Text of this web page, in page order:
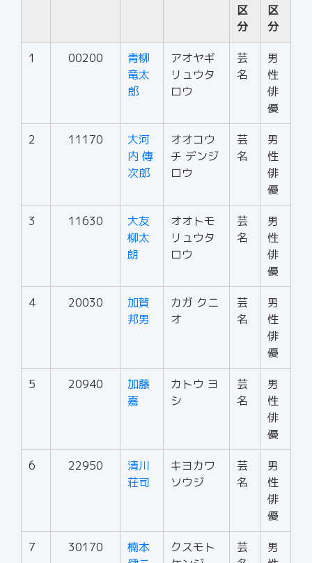
区
分
区
分
1 00200
青柳
竜太
郎
アオヤギ
リュウタ
ロウ
芸
名
男
性
俳
優
2 11170
大河
内 傳
次郎
オオコウ
チ デンジ
ロウ
芸
名
男
性
俳
優
3 11630
大友
柳太
朗
オオトモ
リュウタ
ロウ
芸
名
男
性
俳
優
4 20030
加賀
邦男
カガ クニ
オ
芸
名
男
性
俳
優
5 20940
加藤
嘉
カトウ ヨ
シ
芸
名
男
性
俳
優
6 22950
清川
荘司
キヨカワ
ソウジ
芸
名
男
性
俳
優
7 30170
楠本
クスモト
芸
男